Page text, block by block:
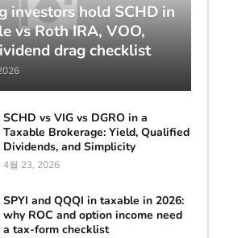
investors hold SCHD in
vs Roth IRA, VOO,
drag checklist
SCHD vs VIG vs DGRO in a
Taxable Brokerage: Yield, Qualified
Dividends, and Simplicity
4월 23, 2026
SPYI and QQQI in taxable in 2026:
why ROC and option income need
a tax-form checklist